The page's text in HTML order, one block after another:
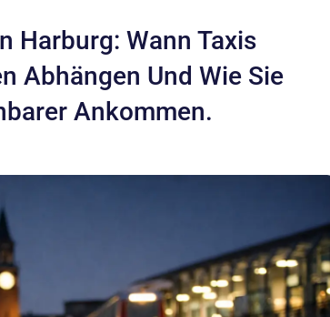
Harburg: Wann Taxis
Abhängen Und Wie Sie
Ankommen.